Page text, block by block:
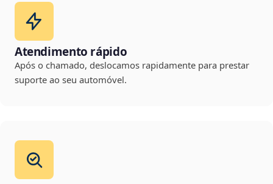
Atendimento rápido
Após o chamado, deslocamos rapidamente para prestar
suporte ao seu automóvel.